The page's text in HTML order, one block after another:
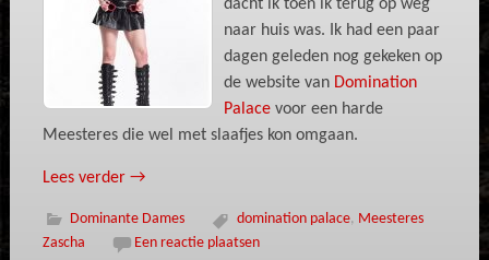
dacht ik toen ik terug op weg
naar huis was. Ik had een paar
dagen geleden nog gekeken op
de website van Domination
Palacevoor een harde
Meesteres die wel met slaafjes kon omgaan.
Lees verder →
Dominante Dames domination palace, Meesteres
Zascha
Een reactie plaatsen